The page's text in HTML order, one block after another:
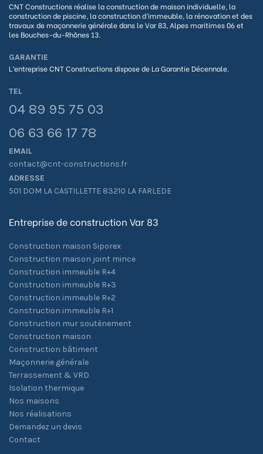
CNT Constructions réalise la construction de maison individuelle, la
construction de piscine, la construction d’immeuble, la rénovation et des
travaux de maçonnerie générale dans le Var 83, Alpes maritimes 06 et
les Bouches-du-Rhônes 13.
GARANTIE
L’entreprise CNT Constructions dispose de La Garantie Décennale.
TEL
04 89 95 75 03
06 63 66 17 78
EMAIL
contact@cnt-constructions.fr
ADRESSE
501 DOM LA CASTILLETTE 83210 LA FARLEDE
Entreprise de construction Var 83
Construction maison Siporex
Construction maison joint mince
Construction immeuble R+4
Construction immeuble R+3
Construction immeuble R+2
Construction immeuble R+1
Construction mur soutènement
Construction maison
Construction bâtiment
Maçonnerie générale
Terrassement & VRD
Isolation thermique
Nos maisons
Nos réalisations
Demandez un devis
Contact